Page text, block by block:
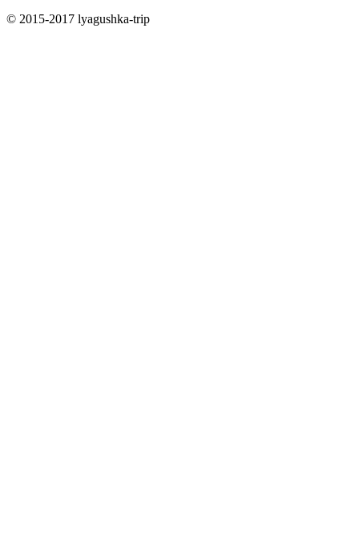
© 2015-2017 lyagushka-trip